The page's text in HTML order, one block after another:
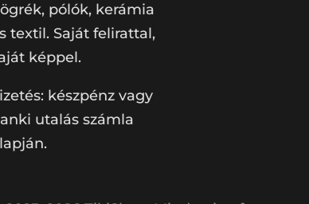
pólók, kerámia
textil. Saját felirattal,
képpel.
készpénz vagy
utalás számla